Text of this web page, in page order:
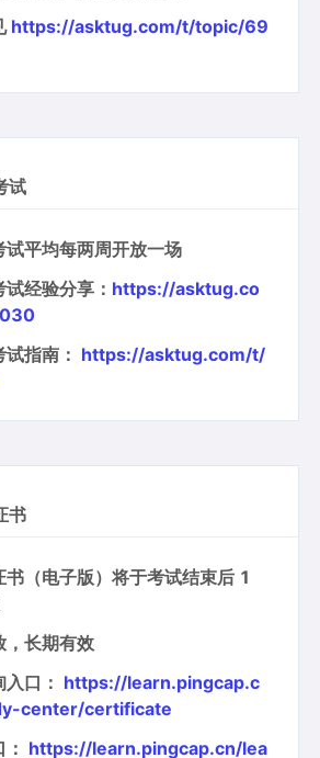
https://asktug.com/t/topic/69
试
试平均每两周开放一场
经验分享： https://asktug.co
指南： https://asktug.com/t/
书
书（电子版）将于考试结束后 1
，长期有效
口： https://learn.pingcap.c
center/certificate
https://learn.pingcap.cn/lea